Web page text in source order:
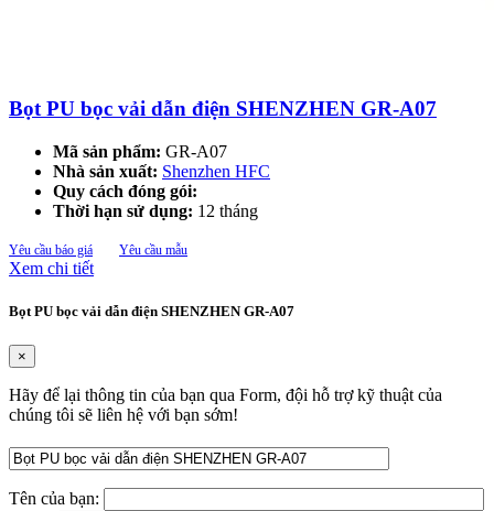
Bọt PU bọc vải dẫn điện SHENZHEN GR-A07
Mã sản phẩm: GR-A07
Nhà sản xuất: Shenzhen HFC
Quy cách đóng gói:
Thời hạn sử dụng: 12 tháng
Yêu cầu báo giá Yêu cầu mẫu
Xem chi tiết
Bọt PU bọc vải dẫn điện SHENZHEN GR-A07
×
Hãy để lại thông tin của bạn qua Form, đội hỗ trợ kỹ thuật của
chúng tôi sẽ liên hệ với bạn sớm!
Tên của bạn: